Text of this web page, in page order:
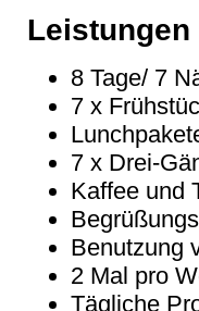
Leistungen
8 Tage/ 7
7 x
7 x Drei-
Kaffee und
Benutzung
2 Mal pro
Tägliche